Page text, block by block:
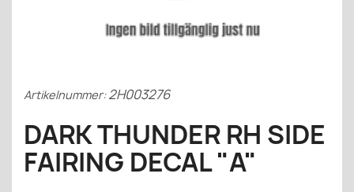
Artikelnummer: 2H003276
DARK THUNDER RH SIDE
FAIRING DECAL "A"